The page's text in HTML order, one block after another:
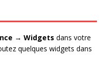
→ Widgets dans votre
quelques widgets dans